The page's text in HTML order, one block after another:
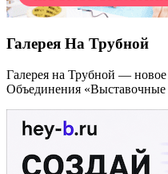
Галерея На Трубной
Галерея на Трубной — новое
Объединения